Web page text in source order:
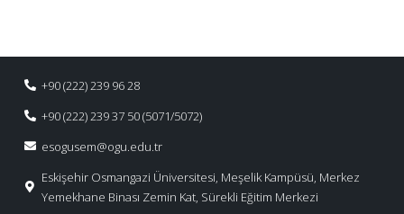
+90 (222) 239 96 28
+90 (222) 239 37 50 (5071/5072)
esogusem@ogu.edu.tr
Eskişehir Osmangazi Üniversitesi, Meşelik Kampüsü, Merkez
Yemekhane Binası Zemin Kat, Sürekli Eğitim Merkezi